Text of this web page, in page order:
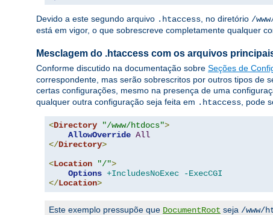
Devido a este segundo arquivo .htaccess , no diretório /
está em vigor, o que sobrescreve completamente qualquer
Mesclagem do .htaccess com os arquivos
Conforme discutido na documentação sobre Seções de
correspondente, mas serão sobrescritos por outros tipos de
certas configurações, mesmo na presença de uma
qualquer outra configuração seja feita em .htaccess , pode
<Directory "/www/htdocs">
AllowOverride All
</Directory>
<Location "/">
Options +IncludesNoExec
-ExecCGI
</Location>
Este exemplo pressupõe que DocumentRoot seja /www/